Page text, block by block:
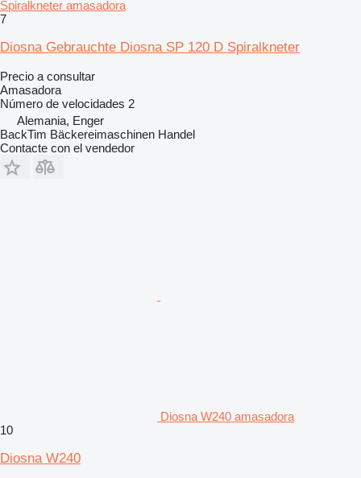
Spiralkneter amasadora
7
Diosna Gebrauchte Diosna SP 120 D Spiralkneter
Precio a consultar
Amasadora
Número de velocidades 2
Alemania, Enger
BackTim Bäckereimaschinen Handel
Contacte con el vendedor
Diosna W240 amasadora
10
Diosna W240